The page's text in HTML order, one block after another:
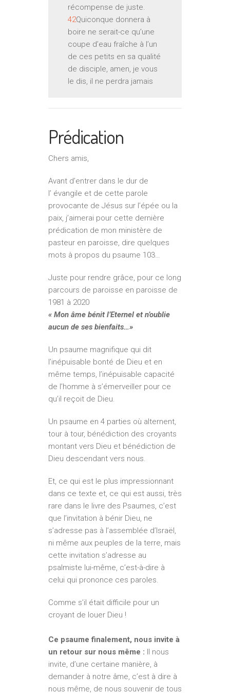
récompense de juste.
42Quiconque donnera à
boire ne serait-ce qu’une
coupe d’eau fraîche à l’un
de ces petits en sa qualité
de disciple, amen, je vous
le dis, il ne perdra jamais
Prédication
Chers amis,
Avant d’entrer dans le dur de
l’ évangile et de cette parole
provocante de Jésus sur l’épée ou la
paix, j’aimerai pour cette dernière
prédication de mon ministère de
pasteur en paroisse, dire quelques
mots à propos du psaume 103…
Juste pour rendre grâce, pour ce long
parcours de paroisse en paroisse de
1981 à 2020
« Mon âme bénit l’Eternel et n’oublie
aucun de ses bienfaits…»
Un psaume magnifique qui dit
l’inépuisable bonté de Dieu et en
même temps, l’inépuisable capacité
de l’homme à s’émerveiller pour ce
qu’il reçoit de Dieu.
Un psaume en 4 parties où alternent,
tour à tour, bénédiction des croyants
montant vers Dieu et bénédiction de
Dieu descendant vers nous.
Et, ce qui est le plus impressionnant
dans ce texte et, ce qui est aussi, très
rare dans le livre des Psaumes, c’est
que l’invitation à bénir Dieu, ne
s’adresse pas à l’assemblée d’Israël,
ni même aux peuples de la terre, mais
cette invitation s’adresse au
psalmiste lui-même, c’est-à-dire à
celui qui prononce ces paroles.
Comme s’il était difficile pour un
croyant de louer Dieu !
Ce psaume finalement, nous invite à
un retour sur nous même : Il nous
invite, d’une certaine manière, à
demander à notre âme, c’est à dire à
nous même, de nous souvenir de tous